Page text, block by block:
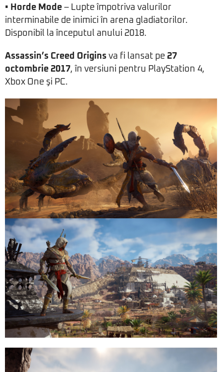
• Horde Mode – Lupte împotriva valurilor
interminabile de inimici în arena gladiatorilor.
Disponibil la începutul anului 2018.
Assassin’s Creed Origins va fi lansat pe 27
octombrie 2017, în versiuni pentru PlayStation 4,
Xbox One şi PC.